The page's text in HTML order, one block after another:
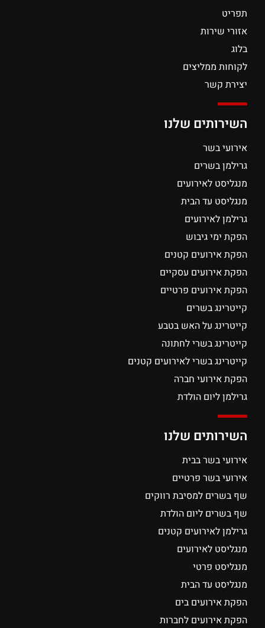
תפריט
אזורי שירות
בלוג
לקוחות ממליצים
יצירת קשר
השירותים שלנו
אירועי בשר
גרילמן בשרים
מנגליסט לאירועים
מנגליסט עד הבית
גרילמן לאירועים
הפקת ימי גיבוש
הפקת אירועים קטנים
הפקת אירועים עסקיים
הפקת אירועים פרטיים
קייטרינג בשרים
קייטרינג על האש בטבע
קייטרינג בשרי לחתונה
קייטרינג בשרי לאירועים קטנים
הפקת אירועי חברה
גרילמן ליום הולדת
השירותים שלנו
אירועי בשר בבית
אירועי בשר פרטיים
שף בשרים למסיבת רווקים
שף בשרים ליום הולדת
גרילמן לאירועים קטנים
מנגליסט לאירועים
מנגליסט פרטי
מנגליסט עד הבית
הפקת אירועים בים
הפקת אירועים לחברות